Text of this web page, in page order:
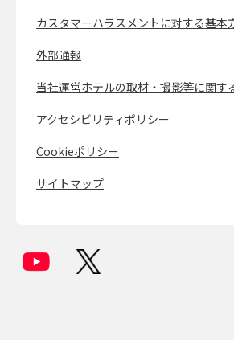
カスタマーハラスメントに対する基本
外部通報
当社運営ホテルの取材・撮影等に関す
アクセシビリティポリシー
Cookieポリシー
サイトマップ